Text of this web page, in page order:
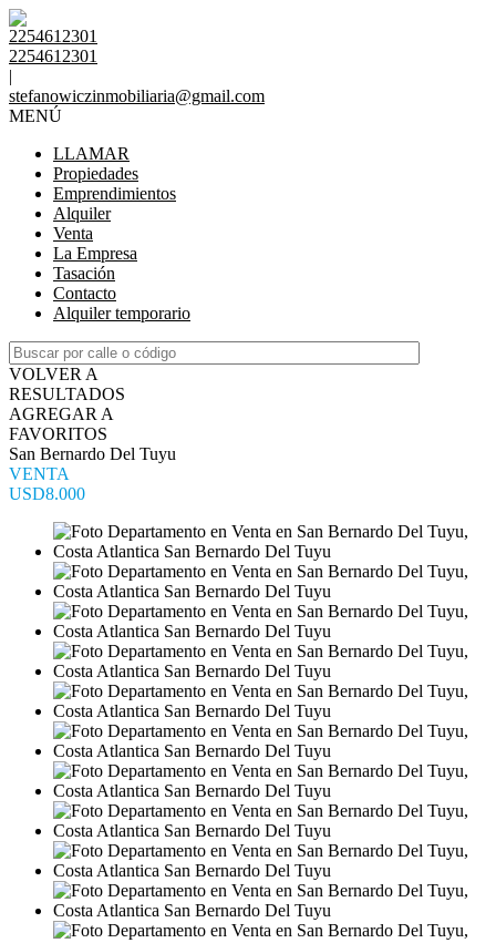
2254612301
2254612301
|
stefanowiczinmobiliaria@gmail.com
MENÚ
LLAMAR
Propiedades
Emprendimientos
Alquiler
Venta
La Empresa
Tasación
Contacto
Alquiler temporario
VOLVER A
RESULTADOS
AGREGAR A
FAVORITOS
San Bernardo Del Tuyu
VENTA
USD8.000